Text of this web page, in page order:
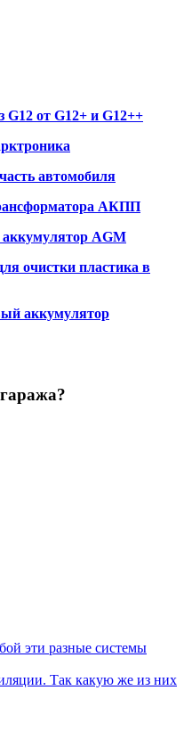
от G12+ и G12++
автомобиля
АКПП
AGM
очистки пластика в
аккумулятор
эти разные системы
Так какую же из них